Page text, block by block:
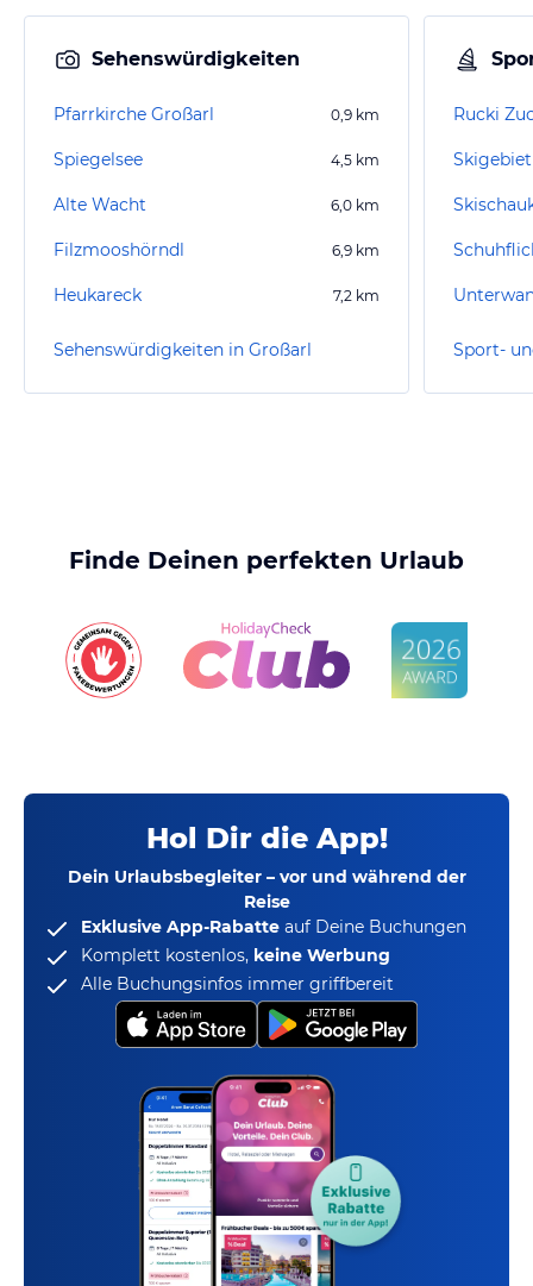
Sehenswürdigkeiten
Pfarrkirche Großarl 0,9 km
Spiegelsee 4,5 km
Alte Wacht 6,0 km
Filzmooshörndl 6,9 km
Heukareck 7,2 km
Sehenswürdigkeiten in Großarl
Rucki
Sport-
Finde Deinen perfekten Urlaub
Hol Dir die App!
Dein Urlaubsbegleiter – vor und während der
Reise
Exklusive App-Rabatte auf Deine Buchungen
Komplett kostenlos, keine Werbung
Alle Buchungsinfos immer griffbereit